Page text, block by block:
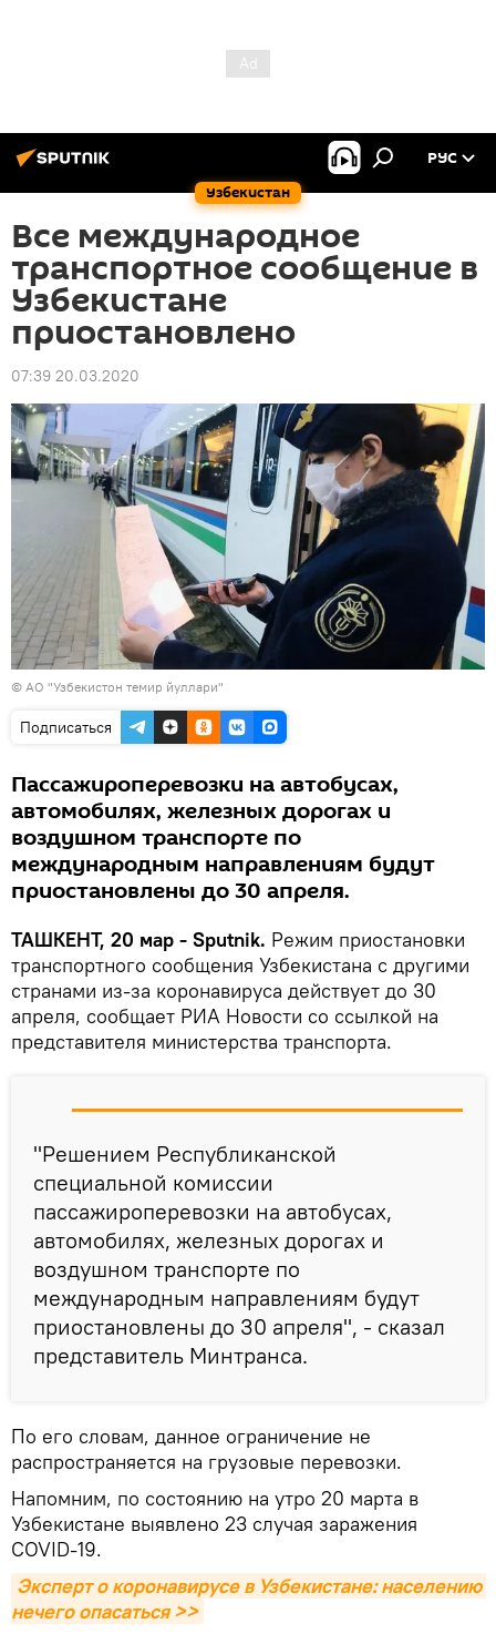
Узбекистан
РУС
Все международное
транспортное сообщение в
Узбекистане
приостановлено
07:39 20.03.2020
© АО "Узбекистон темир йуллари"
Подписаться
Пассажироперевозки на автобусах,
автомобилях, железных дорогах и
воздушном транспорте по
международным направлениям будут
приостановлены до 30 апреля.
ТАШКЕНТ, 20 мар - Sputnik. Режим приостановки
транспортного сообщения Узбекистана с другими
странами из-за коронавируса действует до 30
апреля, сообщает РИА Новости со ссылкой на
представителя министерства транспорта.
"Решением Республиканской
специальной комиссии
пассажироперевозки на автобусах,
автомобилях, железных дорогах и
воздушном транспорте по
международным направлениям будут
приостановлены до 30 апреля", - сказал
представитель Минтранса.
По его словам, данное ограничение не
распространяется на грузовые перевозки.
Напомним, по состоянию на утро 20 марта в
Узбекистане выявлено 23 случая заражения
COVID-19.
Эксперт о коронавирусе в Узбекистане: населению
нечего опасаться >>